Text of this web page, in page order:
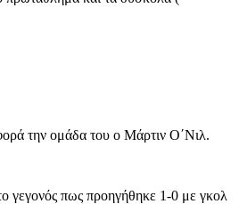
την ομάδα του ο Μάρτιν Ο΄Νιλ.
γεγονός πως προηγήθηκε 1-0 με γκολ